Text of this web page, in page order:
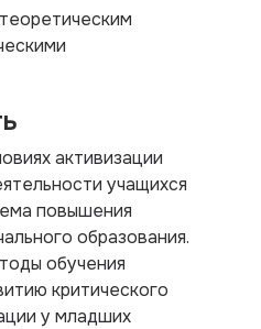
активизации
учащихся
повышения
образования.
обучения
критического
у младших